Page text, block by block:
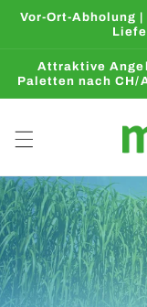
zum
Vor-Ort-Abholung
Attraktive
Paletten nach CH/